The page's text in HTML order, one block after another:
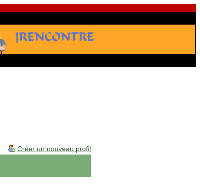
Créer un nouveau profil